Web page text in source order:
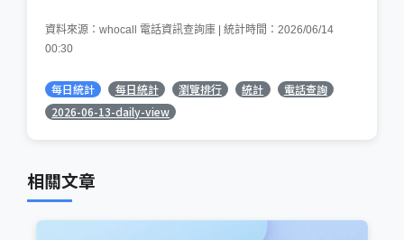
資料來源：whocall 電話資訊查詢庫 | 統計時間：2026/06/14
00:30
每日統計 每日統計 瀏覽排行 統計
電話查詢
2026-06-13-daily-view
相關文章